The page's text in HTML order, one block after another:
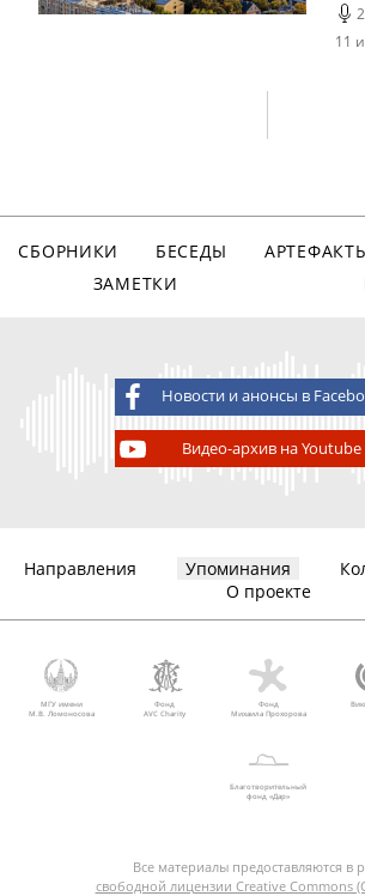
11
СБОРНИКИ БЕСЕДЫ
ЗАМЕТКИ
Новости и анонсы в
Видео-архив на Youtube
Направления Упоминания
О проекте
МГУ имени
М.В. Ломоносова
Фонд
AVC Charity
Фонд
Михаила Прохорова
Благотворительный
фонд «Дар»
Все материалы предоставляются в
свободной лицензии Creative Commons